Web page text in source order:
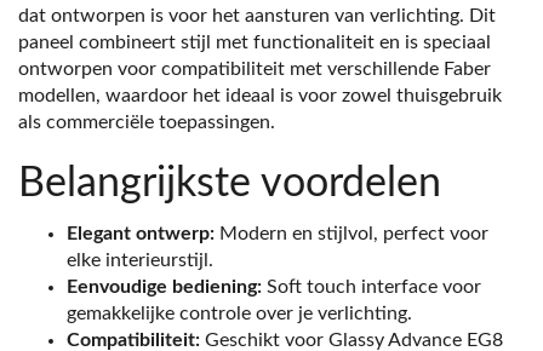
dat ontworpen is voor het aansturen van verlichting. Dit
paneel combineert stijl met functionaliteit en is speciaal
ontworpen voor compatibiliteit met verschillende Faber
modellen, waardoor het ideaal is voor zowel thuisgebruik
als commerciële toepassingen.
Belangrijkste voordelen
Elegant ontwerp: Modern en stijlvol, perfect voor
elke interieurstijl.
Eenvoudige bediening: Soft touch interface voor
gemakkelijke controle over je verlichting.
Compatibiliteit: Geschikt voor Glassy Advance EG8